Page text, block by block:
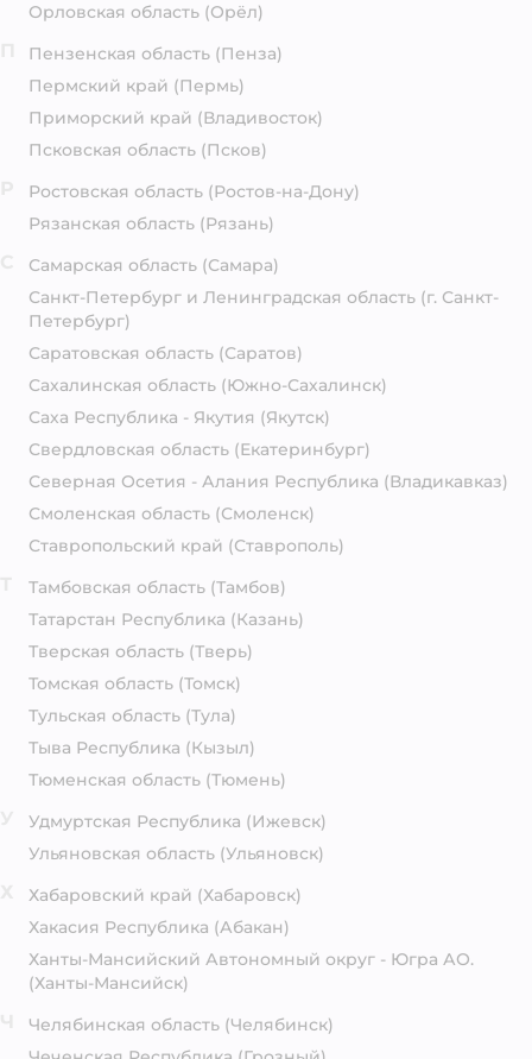
Орловская область (Орёл)
Пензенская область (Пенза)
Пермский край (Пермь)
Приморский край (Владивосток)
Псковская область (Псков)
Ростовская область (Ростов-на-Дону)
Рязанская область (Рязань)
Самарская область (Самара)
Санкт-Петербург и Ленинградская область (г. Санкт-
Петербург)
Саратовская область (Саратов)
Сахалинская область (Южно-Сахалинск)
Саха Республика - Якутия (Якутск)
Свердловская область (Екатеринбург)
Северная Осетия - Алания Республика (Владикавказ)
Смоленская область (Смоленск)
Ставропольский край (Ставрополь)
Тамбовская область (Тамбов)
Татарстан Республика (Казань)
Тверская область (Тверь)
Томская область (Томск)
Тульская область (Тула)
Тыва Республика (Кызыл)
Тюменская область (Тюмень)
Удмуртская Республика (Ижевск)
Ульяновская область (Ульяновск)
Хабаровский край (Хабаровск)
Хакасия Республика (Абакан)
Ханты-Мансийский Автономный округ - Югра АО.
(Ханты-Мансийск)
Челябинская область (Челябинск)